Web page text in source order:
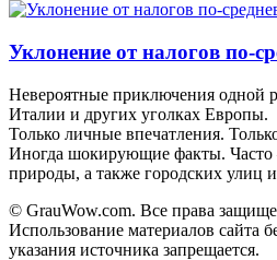
Уклонение от налогов по-
Невероятные приключения одной
Италии и других уголках Европы.
Только личные впечатления.
Иногда шокирующие факты. Часто
природы, а также городских улиц
© GrauWow.com. Все права
Использование материалов сайта
указания источника запрещается.